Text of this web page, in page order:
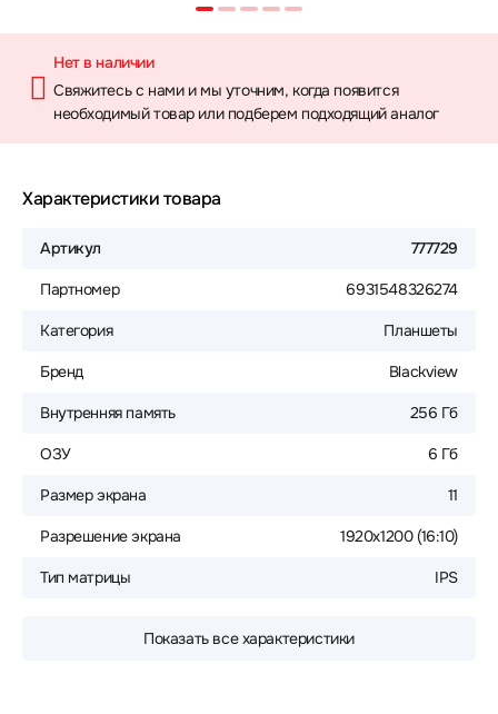
Нет в наличии
Свяжитесь с нами и мы уточним, когда появится
необходимый товар или подберем подходящий аналог
Характеристики товара
Артикул 777729
Партномер 6931548326274
Категория Планшеты
Бренд Blackview
Внутренняя память 256 Гб
ОЗУ 6 Гб
Размер экрана 11
Разрешение экрана 1920x1200 (16:10)
Тип матрицы IPS
Показать все характеристики